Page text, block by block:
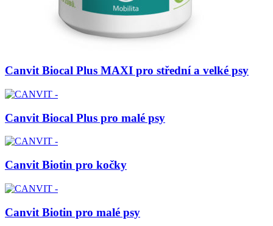
Canvit Biocal Plus MAXI pro střední a velké psy
Canvit Biocal Plus pro malé psy
Canvit Biotin pro kočky
Canvit Biotin pro malé psy